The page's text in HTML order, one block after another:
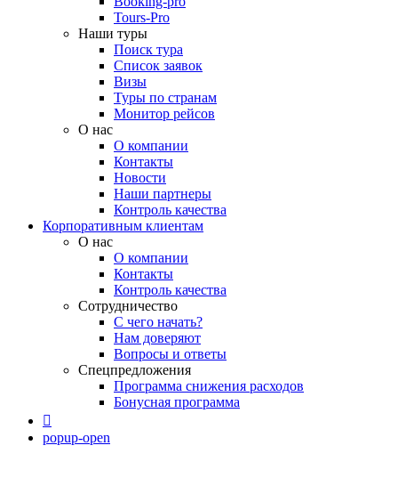
Tours-Pro
Наши туры
Поиск тура
Список заявок
Визы
Туры по странам
Монитор рейсов
О нас
О компании
Контакты
Новости
Наши партнеры
Контроль качества
Корпоративным клиентам
О нас
О компании
Контакты
Контроль качества
Сотрудничество
С чего начать?
Нам доверяют
Вопросы и ответы
Спецпредложения
Программа снижения расходов
Бонусная программа

popup-open